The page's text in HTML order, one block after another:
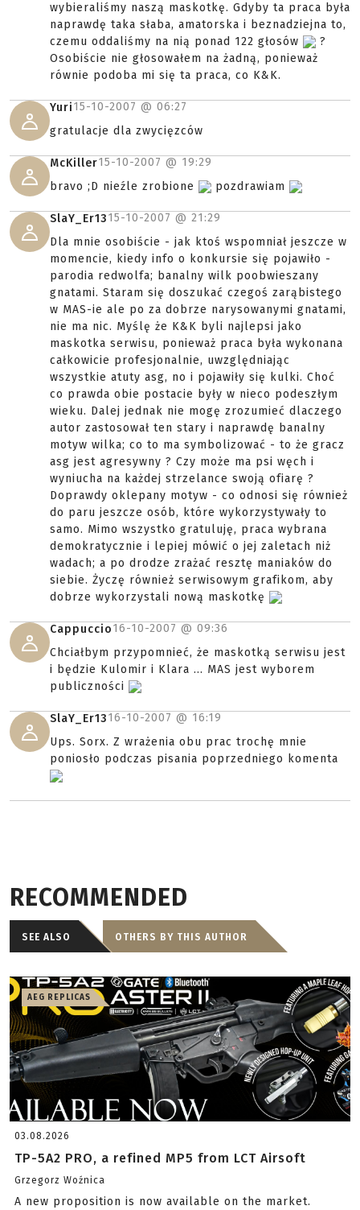
wybieraliśmy naszą maskotkę. Gdyby ta praca była
naprawdę taka słaba, amatorska i beznadziejna to,
czemu oddaliśmy na nią ponad 122 głosów
?
Osobiście nie głosowałem na żadną, ponieważ
równie podoba mi się ta praca, co K&K.
Yuri15-10-2007 @ 06:27
gratulacje dla zwycięzców
McKiller15-10-2007 @ 19:29
bravo ;D nieźle zrobione
pozdrawiam
SlaY_Er1315-10-2007 @ 21:29
Dla mnie osobiście - jak ktoś wspomniał jeszcze w
momencie, kiedy info o konkursie się pojawiło -
parodia redwolfa; banalny wilk poobwieszany
gnatami. Staram się doszukać czegoś zarąbistego
w MAS-ie ale po za dobrze narysowanymi gnatami,
nie ma nic. Myślę że K&K byli najlepsi jako
maskotka serwisu, ponieważ praca była wykonana
całkowicie profesjonalnie, uwzględniając
wszystkie atuty asg, no i pojawiły się kulki. Choć
co prawda obie postacie były w nieco podeszłym
wieku. Dalej jednak nie mogę zrozumieć dlaczego
autor zastosował ten stary i naprawdę banalny
motyw wilka; co to ma symbolizować - to że gracz
asg jest agresywny ? Czy może ma psi węch i
wyniucha na każdej strzelance swoją ofiarę ?
Doprawdy oklepany motyw - co odnosi się również
do paru jeszcze osób, które wykorzystywały to
samo. Mimo wszystko gratuluję, praca wybrana
demokratycznie i lepiej mówić o jej zaletach niż
wadach; a po drodze zrażać resztę maniaków do
siebie. Życzę również serwisowym grafikom, aby
dobrze wykorzystali nową maskotkę
Cappuccio16-10-2007 @ 09:36
Chciałbym przypomnieć, że maskotką serwisu jest
i będzie Kulomir i Klara ... MAS jest wyborem
publiczności
SlaY_Er1316-10-2007 @ 16:19
Ups. Sorx. Z wrażenia obu prac trochę mnie
poniosło podczas pisania poprzedniego komenta
RECOMMENDED
SEE ALSO OTHERS BY THIS AUTHOR
AEG REPLICAS
03.08.2026
TP-5A2 PRO, a refined MP5 from LCT Airsoft
Grzegorz Woźnica
A new proposition is now available on the market.